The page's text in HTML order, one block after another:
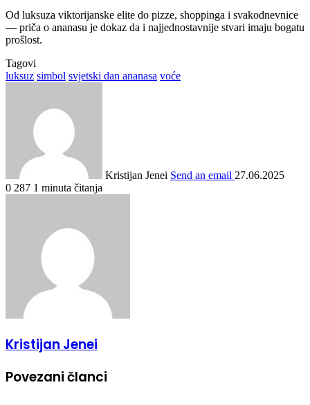
Od luksuza viktorijanske elite do pizze, shoppinga i svakodnevnice
— priča o ananasu je dokaz da i najjednostavnije stvari imaju bogatu
prošlost.
Tagovi
luksuz simbol svjetski dan ananasa voće
Kristijan Jenei Send an email 27.06.2025
0 287 1 minuta čitanja
Kristijan Jenei
Povezani članci